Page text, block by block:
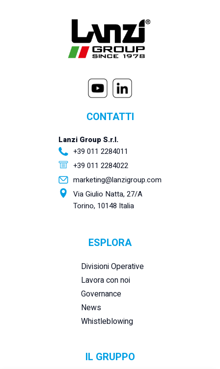
CONTATTI
Lanzi Group S.r.l.
+39 011 2284011
+39 011 2284022
marketing@lanzigroup.com
Via Giulio Natta, 27/A
Torino, 10148 Italia
ESPLORA
Divisioni Operative
Lavora con noi
Governance
News
Whistleblowing
IL GRUPPO